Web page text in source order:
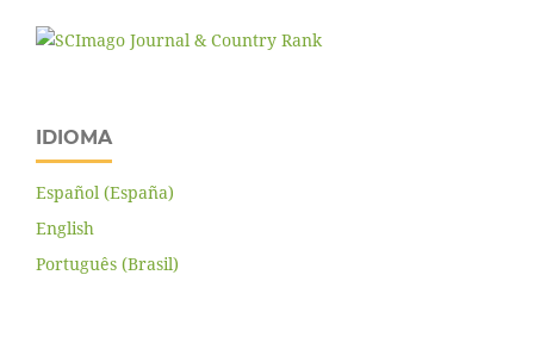
IDIOMA
Español (España)
English
Português (Brasil)